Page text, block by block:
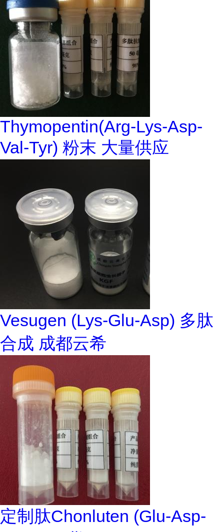
Thymopentin(Arg-Lys-Asp-
Val-Tyr) 粉末 大量供应
Vesugen (Lys-Glu-Asp) 多肽
合成 成都云希
定制肽Chonluten (Glu-Asp-